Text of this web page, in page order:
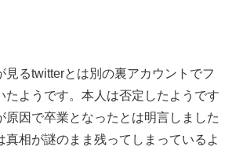
見るtwitterとは別の裏アカウントでフ
たようです。本人は否定したようです
原因で卒業となったとは明言しました
真相が謎のまま残ってしまっているよ